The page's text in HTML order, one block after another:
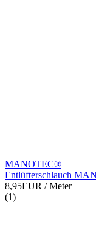
MANOTEC®
Entlüfterschlauch
8,95EUR / Meter
(1)